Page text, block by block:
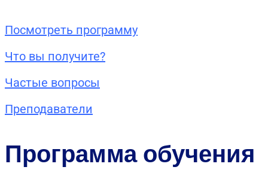
Посмотреть программу
Что вы получите?
Частые вопросы
Преподаватели
Программа обучения